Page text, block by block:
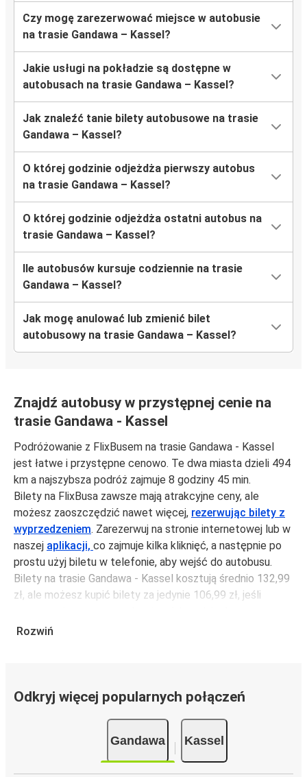
Czy mogę zarezerwować miejsce w autobusie
na trasie Gandawa – Kassel?
Jakie usługi na pokładzie są dostępne w
autobusach na trasie Gandawa – Kassel?
Jak znaleźć tanie bilety autobusowe na trasie
Gandawa – Kassel?
O której godzinie odjeżdża pierwszy autobus
na trasie Gandawa – Kassel?
O której godzinie odjeżdża ostatni autobus na
trasie Gandawa – Kassel?
Ile autobusów kursuje codziennie na trasie
Gandawa – Kassel?
Jak mogę anulować lub zmienić bilet
autobusowy na trasie Gandawa – Kassel?
Znajdź autobusy w przystępnej cenie na
trasie Gandawa - Kassel
Podróżowanie z FlixBusem na trasie Gandawa - Kassel
jest łatwe i przystępne cenowo. Te dwa miasta dzieli 494
km a najszybsza podróż zajmuje 8 godziny 45 min.
Bilety na FlixBusa zawsze mają atrakcyjne ceny, ale
możesz zaoszczędzić nawet więcej, rezerwując bilety z
wyprzedzeniem. Zarezerwuj na stronie internetowej lub w
naszej aplikacji, co zajmuje kilka kliknięć, a następnie po
prostu użyj biletu w telefonie, aby wejść do autobusu.
Bilety na trasie Gandawa - Kassel kosztują średnio 132,99
zł, ale możesz kupić bilety za jedynie 106,99 zł, jeśli
unikając weekendów i świąt. Aby podróżować szybko,
jedynie 8 godziny 45 min.
Podróż autobusemma mniejszy wpływ na środowisko
Rozwiń
Odkryj więcej popularnych połączeń
Gandawa Kassel